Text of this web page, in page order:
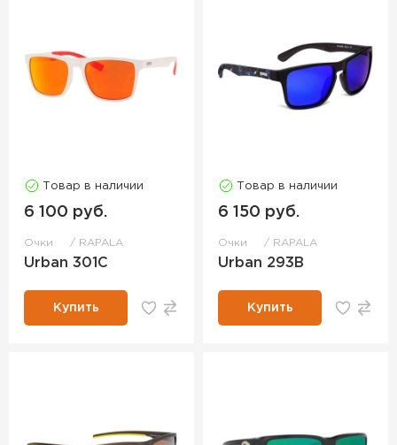
Товар в наличии
6 100 руб.
Очки RAPALA
Urban 301C
Купить
Товар в наличии
6 150 руб.
Очки RAPALA
Urban 293B
Купить